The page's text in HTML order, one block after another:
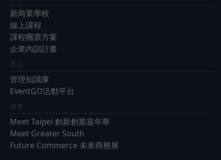
新商業學校
線上課程
課程團票方案
企業內訓計畫
產品
管理知識庫
EventGO活動平台
展會
Meet Taipei 創新創業嘉年華
Meet Greater South
Future Commerce 未來商務展